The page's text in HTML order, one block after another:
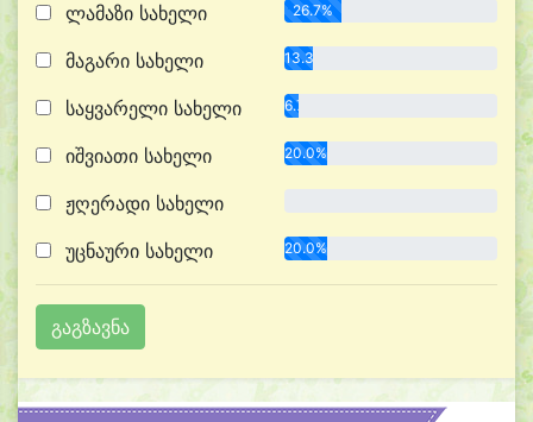
ლამაზი სახელი 26.7%
მაგარი სახელი 13.3%
საყვარელი სახელი 6.7%
იშვიათი სახელი 20.0%
ჟღერადი სახელი
უცნაური სახელი 20.0%